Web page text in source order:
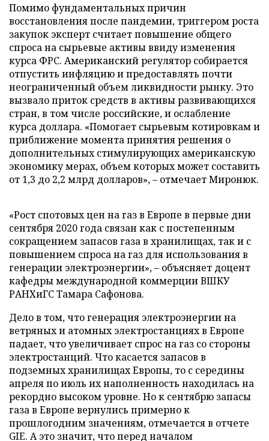
Помимо фундаментальных причин
восстановления после пандемии, триггером роста
закупок эксперт считает повышение общего
спроса на сырьевые активы ввиду изменения
курса ФРС. Американский регулятор собирается
отпустить инфляцию и предоставлять почти
неограниченный объем ликвидности рынку. Это
вызвало приток средств в активы развивающихся
стран, в том числе российские, и ослабление
курса доллара. «Помогает сырьевым котировкам и
приближение момента принятия решения о
дополнительных стимулирующих американскую
экономику мерах, объем которых может составить
от 1,3 до 2,2 млрд долларов», – отмечает Миронюк.
«Рост спотовых цен на газ в Европе в первые дни
сентября 2020 года связан как с постепенным
сокращением запасов газа в хранилищах, так и с
повышением спроса на газ для использования в
генерации электроэнергии», – объясняет доцент
кафедры международной коммерции ВШКУ
РАНХиГС Тамара Сафонова.
Дело в том, что генерация электроэнергии на
ветряных и атомных электростанциях в Европе
падает, что увеличивает спрос на газ со стороны
электростанций. Что касается запасов в
подземных хранилищах Европы, то с середины
апреля по июль их наполненность находилась на
рекордно высоком уровне. Но к сентябрю запасы
газа в Европе вернулись примерно к
прошлогодним значениям, отмечается в отчете
GIE. А это значит, что перед началом